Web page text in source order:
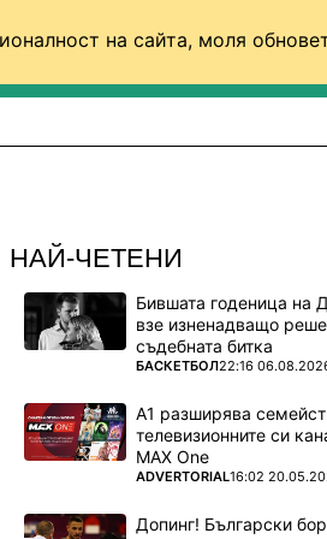
на сайта, моля
НАЙ-ЧЕТЕНИ
Бившата годеница на
взе изненадващо
съдебната битка
ПОВЕЧЕ ОТ
БАСКЕТБОЛ22:16
А1 разширява
телевизионните си
MAX One
ПОВЕЧЕ ОТ
ADVERTORIAL16:02
Допинг! Български